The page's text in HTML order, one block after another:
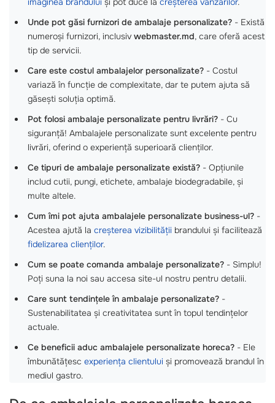
Unde pot găsi furnizori de ambalaje personalizate? - Există
numeroși furnizori, inclusiv webmaster.md, care oferă acest
tip de servicii.
Care este costul ambalajelor personalizate? - Costul
variază în funcție de complexitate, dar te putem ajuta să
găsești soluția optimă.
Pot folosi ambalaje personalizate pentru livrări? - Cu
siguranță! Ambalajele personalizate sunt excelente pentru
livrări, oferind o experiență superioară clienților.
Ce tipuri de ambalaje personalizate există? - Opțiunile
includ cutii, pungi, etichete, ambalaje biodegradabile, și
multe altele.
Cum îmi pot ajuta ambalajele personalizate business-ul? -
Acestea ajută la creșterea vizibilității brandului și facilitează
fidelizarea clienților.
Cum se poate comanda ambalaje personalizate? - Simplu!
Poți suna la noi sau accesa site-ul nostru pentru detalii.
Care sunt tendințele în ambalaje personalizate? -
Sustenabilitatea și creativitatea sunt în topul tendințelor
actuale.
Ce beneficii aduc ambalajele personalizate horeca? - Ele
îmbunătățesc experiența clientului și promovează brandul în
mediul gastro.